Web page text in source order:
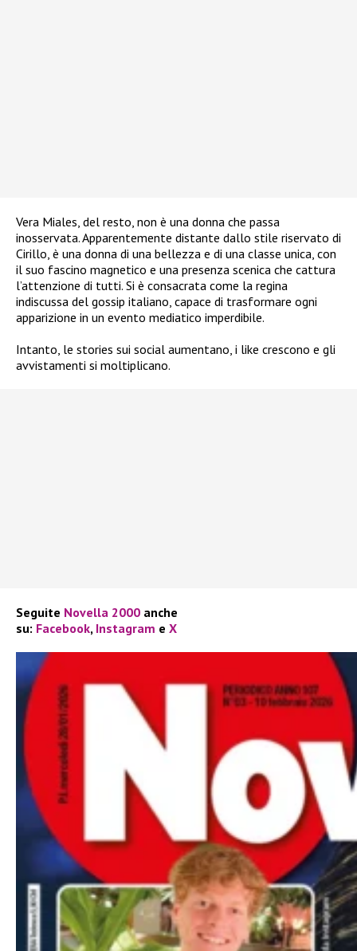
Vera Miales, del resto, non è una donna che passa
inosservata. Apparentemente distante dallo stile riservato di
Cirillo, è una donna di una bellezza e di una classe unica, con
il suo fascino magnetico e una presenza scenica che cattura
l’attenzione di tutti. Si è consacrata come la regina
indiscussa del gossip italiano, capace di trasformare ogni
apparizione in un evento mediatico imperdibile.
Intanto, le stories sui social aumentano, i like crescono e gli
avvistamenti si moltiplicano.
Seguite Novella 2000 anche
su: Facebook, Instagram e X